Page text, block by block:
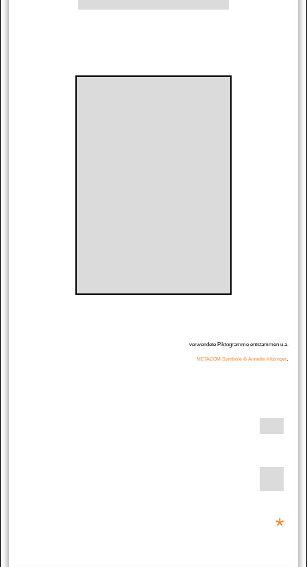
verwendete Piktogramme entstammen u.a.
METACOM Symbole © Annette Kitzinger.
*